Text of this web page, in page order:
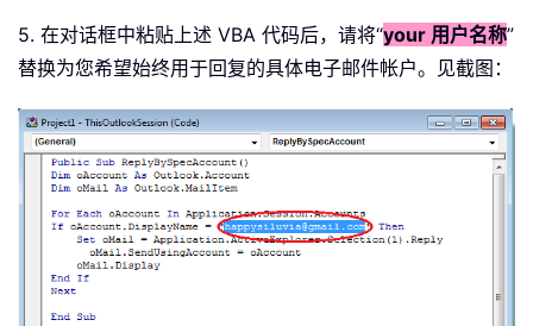
5. 在对话框中粘贴上述 VBA 代码后，请将“your 用户名称”
替换为您希望始终用于回复的具体电子邮件帐户。见截图：